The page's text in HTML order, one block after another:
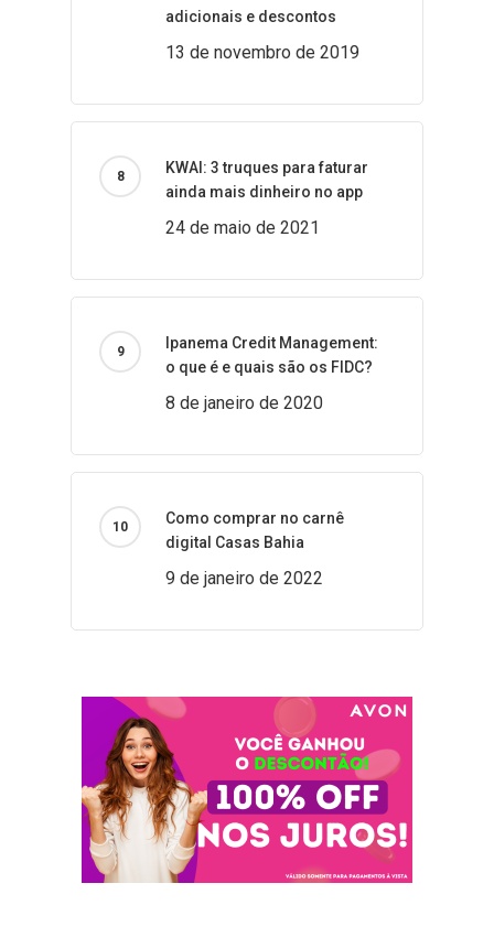
adicionais e descontos
13 de novembro de 2019
KWAI: 3 truques para faturar
ainda mais dinheiro no app
24 de maio de 2021
Ipanema Credit Management:
o que é e quais são os FIDC?
8 de janeiro de 2020
Como comprar no carnê
digital Casas Bahia
9 de janeiro de 2022